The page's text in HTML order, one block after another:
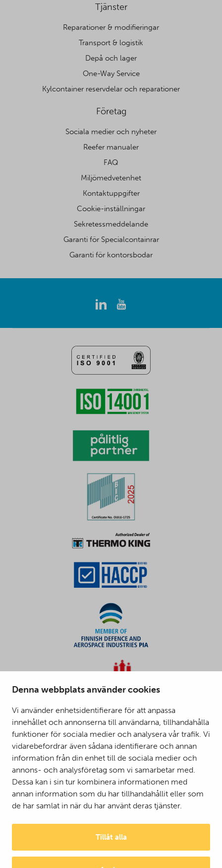
Denna webbplats använder cookies
Vi använder enhetsidentifierare för att anpassa
innehållet och annonserna till användarna, tillhandahålla
funktioner för sociala medier och analysera vår trafik. Vi
vidarebefordrar även sådana identifierare och annan
information från din enhet till de sociala medier och
annons- och analysföretag som vi samarbetar med.
Dessa kan i sin tur kombinera informationen med
annan information som du har tillhandahållit eller som
de har samlat in när du har använt deras tjänster.
Tillåt alla
Tjänster
Reparationer & modifieringar
Transport & logistik
Depå och lager
One-Way Service
Kylcontainer reservdelar och reparationer
Företag
Sociala medier och nyheter
Reefer manualer
FAQ
Miljömedvetenhet
Kontaktuppgifter
Cookie-inställningar
Sekretessmeddelande
Garanti för Specialcontainrar
Garanti för kontorsbodar